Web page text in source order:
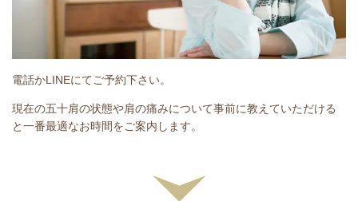
電話かLINEにてご予約下さい。
現在の五十肩の状態や肩の痛みについて事前に教えていただける
と一番最適なお時間をご案内します。